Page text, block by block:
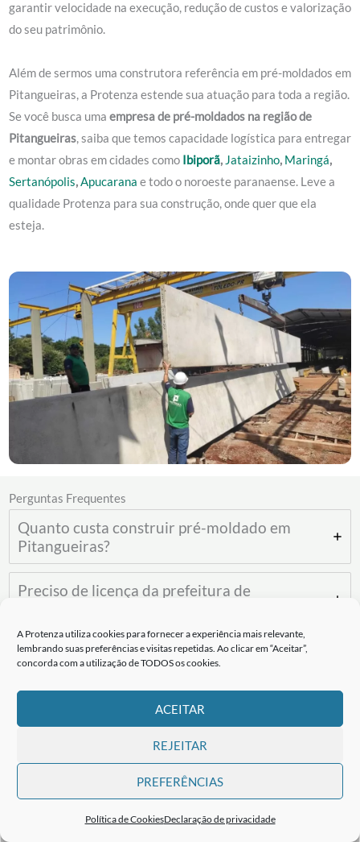
A Protenza utiliza cookies para fornecer a experiência mais relevante,
lembrando suas preferências e visitas repetidas. Ao clicar em “Aceitar”,
concorda com a utilização de TODOS os cookies.
ACEITAR
REJEITAR
PREFERÊNCIAS
Política de CookiesDeclaração de privacidade
garantir velocidade na execução, redução de custos e valorização
do seu patrimônio.
Além de sermos uma construtora referência em pré-moldados em
Pitangueiras, a Protenza estende sua atuação para toda a região.
Se você busca uma empresa de pré-moldados na região de
Pitangueiras, saiba que temos capacidade logística para entregar
e montar obras em cidades como Ibiporã,Jataizinho, Maringá,
Sertanópolis,Apucarana e todo o noroeste paranaense. Leve a
qualidade Protenza para sua construção, onde quer que ela
esteja.
Perguntas Frequentes
Quanto custa construir pré-moldado em
Pitangueiras?
Preciso de licença da prefeitura de
Qual o prazo para construir em Pitangueiras?
A Protenza tem projetos aprovados em
Qual o diferencial da Protenza entre as
empresas de pré-moldados em Pitangueiras?